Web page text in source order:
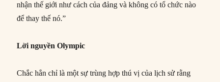
nhận thế giới như cách của đảng và không có tổ chức nào
để thay thế nó.”
Lời nguyền Olympic
Chắc hẳn chỉ là một sự trùng hợp thú vị của lịch sử rằng